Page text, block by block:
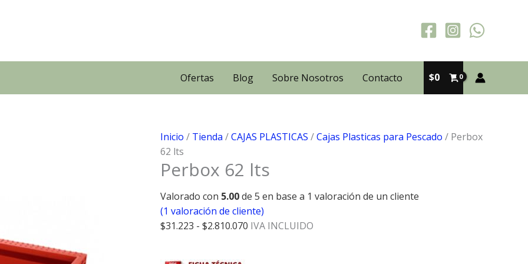
Ofertas Blog Sobre Nosotros Contacto $0
Inicio / Tienda /CAJAS PLASTICAS /Cajas Plasticas para Pescado / Perbox
62 lts
Perbox 62 lts
Valorado con 5.00de 5 en base a 1 valoración de un cliente
(1 valoración de cliente)
$31.223 - $2.810.070 Rango
IVA INCLUIDO